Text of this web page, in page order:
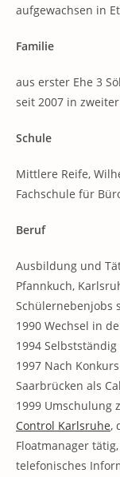
aufgewachsen in
Familie
aus erster Ehe 3
seit 2007 in
Schule
Mittlere Reife,
Fachschule für
Beruf
Ausbildung und
Pfannkuch,
Schülernebenjobs
1990 Wechsel in
1994
1997 Nach
Saarbrücken als
1999 Umschulung
Control Karlsruhe,
Floatmanager
telefonisches